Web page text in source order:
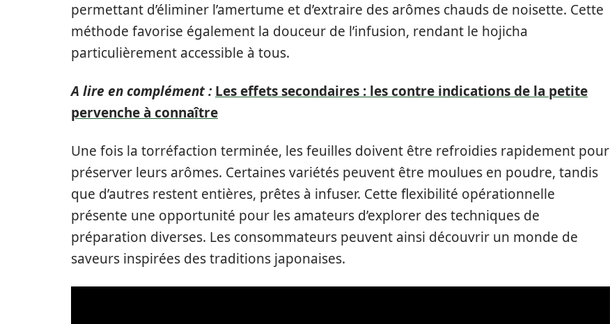
permettant d’éliminer l’amertume et d’extraire des arômes chauds de noisette. Cette
méthode favorise également la douceur de l’infusion, rendant le hojicha
particulièrement accessible à tous.
A lire en complément : Les effets secondaires : les contre indications de la petite
pervenche à connaître
Une fois la torréfaction terminée, les feuilles doivent être refroidies rapidement pour
préserver leurs arômes. Certaines variétés peuvent être moulues en poudre, tandis
que d’autres restent entières, prêtes à infuser. Cette flexibilité opérationnelle
présente une opportunité pour les amateurs d’explorer des techniques de
préparation diverses. Les consommateurs peuvent ainsi découvrir un monde de
saveurs inspirées des traditions japonaises.